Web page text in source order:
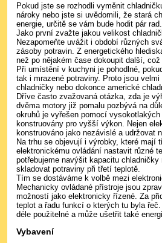
Pokud jste se rozhodli vyměnit
nároky nebo jste si uvědomili, že stará
energie, určitě se vám bude hodit pár rad.
Jako první zvažte jakou velikost
Nezapomeňte uvážit i období různých
zásoby potravin. Z energetického
než po nějakém čase dokoupit další,
Při umístění v kuchyni je pohodlné,
tak i mrazené potraviny. Proto jsou
chladničky nebo dokonce americké
Dříve často zvažovaná otázka, zda je
dvěma motory již pomalu pozbývá na
okruhů je vyřešen pomocí
konstruovány pro vyšší výkon. Nejen
konstruováno jako nezávislé a udržovat
Na trhu se objevují i výrobky, které mají
elektronickému ovládání nastavit různé
potřebujeme navýšit kapacitu
skladovat potraviny při třetí teplotě.
Tím se dostáváme k volbě mezi
Mechanicky ovládané přístroje jsou
možností jako elektronicky řízené. Za
teplot a řadu funkcí o kterých tu byla
déle použitelné a může ušetřit také
Vybavení